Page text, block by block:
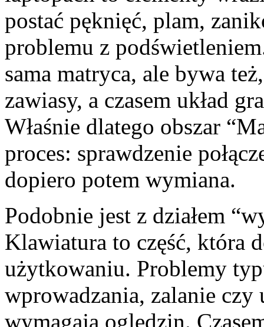
postać pęknięć, plam,
problemu z
sama matryca, ale bywa
zawiasy, a czasem układ
Właśnie dlatego obszar
proces: sprawdzenie
dopiero potem wymiana.
Podobnie jest z działem
Klawiatura to część, która
użytkowaniu. Problemy
wprowadzania, zalanie czy
wymagają oględzin.